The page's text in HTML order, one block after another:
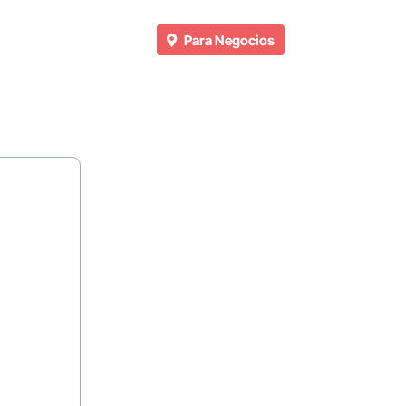
Para Negocios